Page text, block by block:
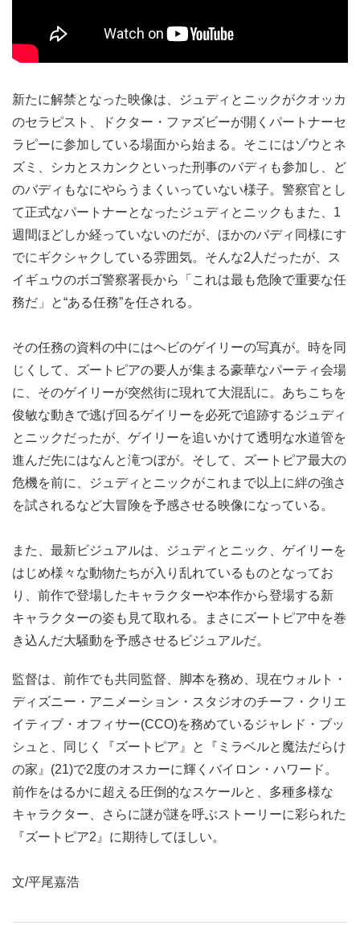
新たに解禁となった映像は、ジュディとニックがクオッカ
のセラピスト、ドクター・ファズビーが開くパートナーセ
ラピーに参加している場面から始まる。そこにはゾウとネ
ズミ、シカとスカンクといった刑事のバディも参加し、ど
のバディもなにやらうまくいっていない様子。警察官とし
て正式なパートナーとなったジュディとニックもまた、1
週間ほどしか経っていないのだが、ほかのバディ同様にす
でにギクシャクしている雰囲気。そんな2人だったが、ス
イギュウのボゴ警察署長から「これは最も危険で重要な任
務だ」と“ある任務”を任される。
その任務の資料の中にはヘビのゲイリーの写真が。時を同
じくして、ズートピアの要人が集まる豪華なパーティ会場
に、そのゲイリーが突然街に現れて大混乱に。あちこちを
俊敏な動きで逃げ回るゲイリーを必死で追跡するジュディ
とニックだったが、ゲイリーを追いかけて透明な水道管を
進んだ先にはなんと滝つぼが。そして、ズートピア最大の
危機を前に、ジュディとニックがこれまで以上に絆の強さ
を試されるなど大冒険を予感させる映像になっている。
また、最新ビジュアルは、ジュディとニック、ゲイリーを
はじめ様々な動物たちが入り乱れているものとなってお
り、前作で登場したキャラクターや本作から登場する新
キャラクターの姿も見て取れる。まさにズートピア中を巻
き込んだ大騒動を予感させるビジュアルだ。
監督は、前作でも共同監督、脚本を務め、現在ウォルト・
ディズニー・アニメーション・スタジオのチーフ・クリエ
イティブ・オフィサー(CCO)を務めているジャレド・ブッ
シュと、同じく『ズートピア』と『ミラベルと魔法だらけ
の家』(21)で2度のオスカーに輝くバイロン・ハワード。
前作をはるかに超える圧倒的なスケールと、多種多様な
キャラクター、さらに謎が謎を呼ぶストーリーに彩られた
『ズートピア2』に期待してほしい。
文/平尾嘉浩